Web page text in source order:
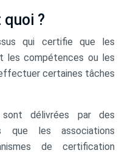
?
qui certifie que les
les compétences ou les
certaines tâches
délivrées par des
que les associations
de certification